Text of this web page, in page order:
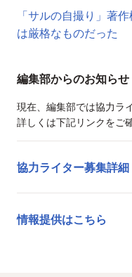
「サルの自撮り」著
は厳格なものだった
編集部からのお知らせ
現在、編集部では協力ラ
詳しくは下記リンクをご
協力ライター募集詳細
情報提供はこちら